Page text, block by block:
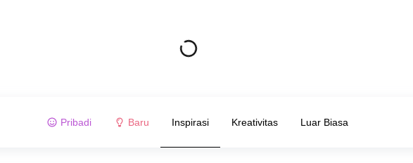
Pribadi Baru Inspirasi Kreativitas Luar Biasa